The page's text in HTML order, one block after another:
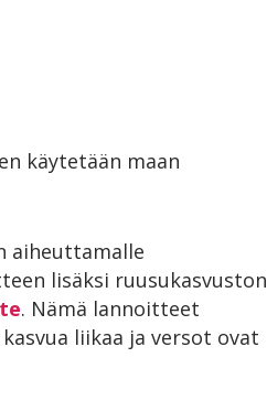
käytetään maan
aiheuttamalle
lisäksi ruusukasvuston
. Nämä lannoitteet
liikaa ja versot ovat